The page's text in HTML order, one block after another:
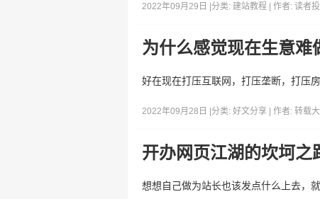
2022年09月29日 | 分类: 建站教程 | 作者: 读者
为什么感觉现在生意难
好在现在打压互联网，打压垄断，打压
2022年09月28日 | 分类: 好文分享 | 作者: 转载
开办网页江湖的坎坷之
想想自己做为站长也该发点什么上去，